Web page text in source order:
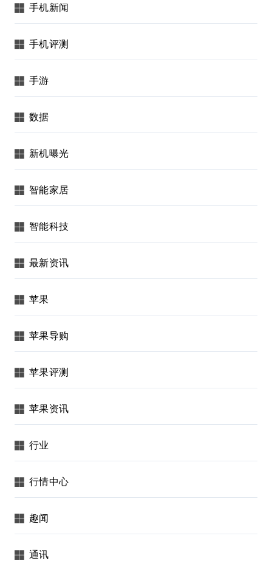
手机新闻
手机评测
手游
数据
新机曝光
智能家居
智能科技
最新资讯
苹果
苹果导购
苹果评测
苹果资讯
行业
行情中心
趣闻
通讯